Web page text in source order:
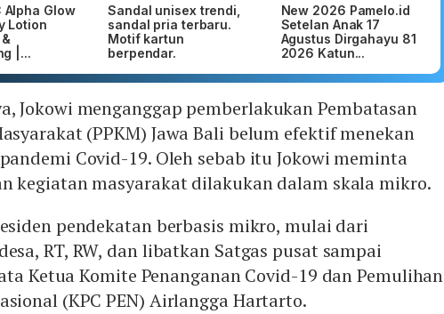
Alpha Glow
Lotion
|...
Sandal unisex trendi,
sandal pria terbaru.
Motif kartun
berpendar.
New 2026 Pamelo.id
Setelan Anak 17
Agustus Dirgahayu 81
2026 Katun...
Jokowi menganggap pemberlakukan Pembatasan
(PPKM) Jawa Bali belum efektif menekan
Covid-19. Oleh sebab itu Jokowi meminta
kegiatan masyarakat dilakukan dalam skala mikro.
pendekatan berbasis mikro, mulai dari
RT, RW, dan libatkan Satgas pusat sampai
Ketua Komite Penanganan Covid-19 dan Pemulihan
(KPC PEN) Airlangga Hartarto.